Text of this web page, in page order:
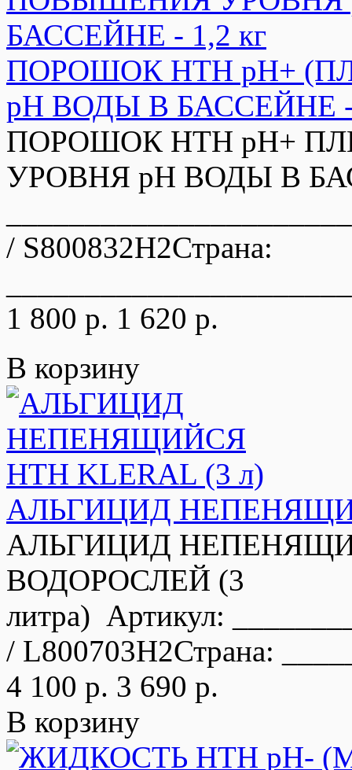
ПОРОШОК HTH pH+
pH ВОДЫ В БАССЕЙНЕ -
ПОРОШОК HTH pH+
УРОВНЯ pH ВОДЫ В
/ S800832H2Страна:
1 800 р. 1 620 р.
В корзину
АЛЬГИЦИД
АЛЬГИЦИД
ВОДОРОСЛЕЙ (3
литра) Артикул:
/ L800703H2Страна:
4 100 р. 3 690 р.
В корзину